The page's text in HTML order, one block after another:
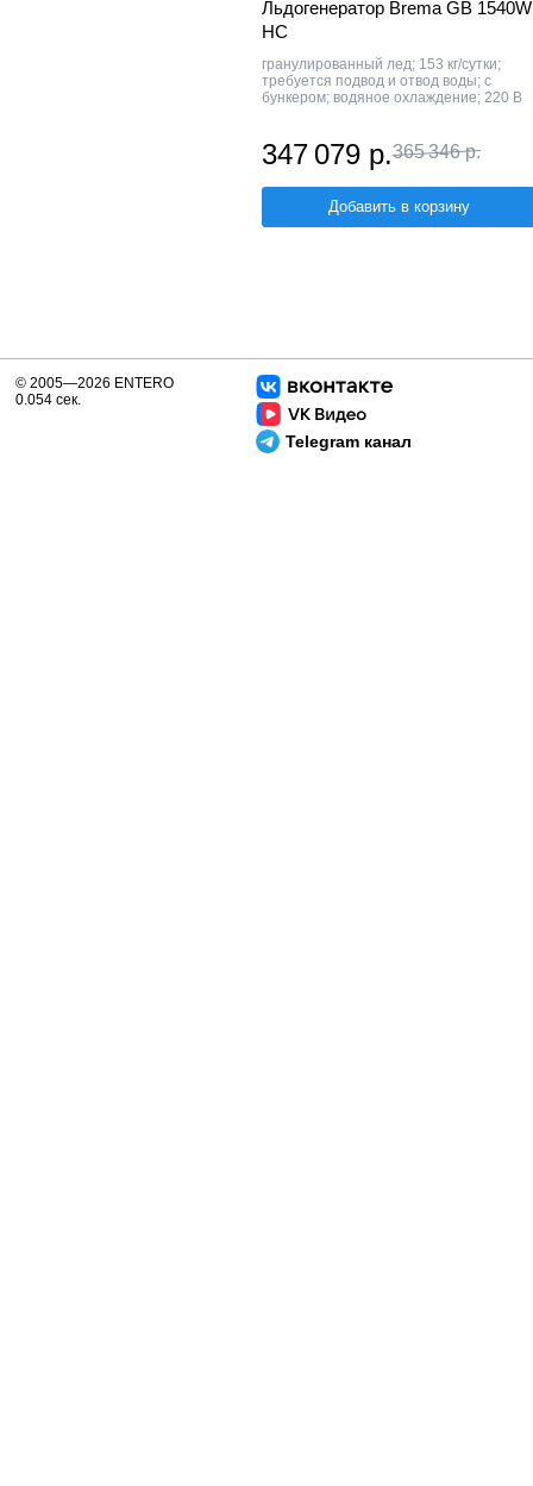
Льдогенератор Brema GB 1540W
HC
гранулированный лед; 153 кг/сутки;
требуется подвод и отвод воды; с
бункером; водяное охлаждение; 220 В
347 079 р.365 346 р.
Добавить в корзину
Telegram канал
© 2005—2026 ENTERO
0.054 сек.